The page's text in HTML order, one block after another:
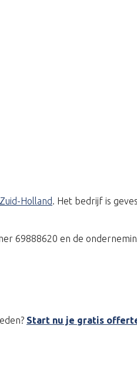
Zuid-Holland. Het bedrijf is
69888620 en de
Start nu je gratis